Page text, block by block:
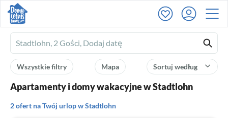
Ferienhausmiete
logo
Sortuj według
Mapa
Wszystkie filtry
Apartamenty i domy wakacyjne w Stadtlohn
2 ofert na Twój urlop w Stadtlohn